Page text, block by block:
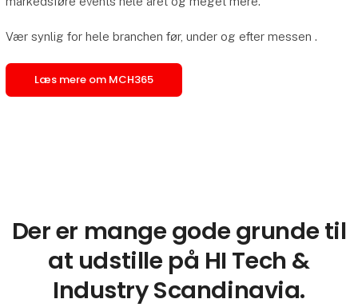
Vær synlig for hele branchen før, under og efter messen .
Læs mere om MCH365
Der er mange gode grunde til
at udstille på HI Tech &
Industry Scandinavia.